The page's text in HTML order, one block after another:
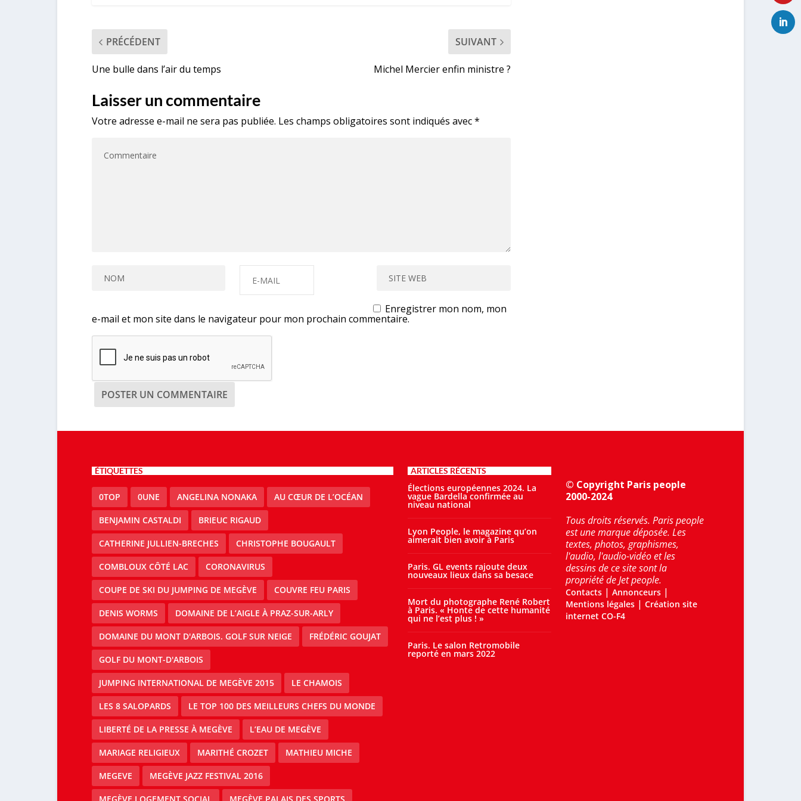
PRÉCÉDENT
Une bulle dans l’air du temps
SUIVANT
Michel Mercier enfin ministre ?
Laisser un commentaire
Votre adresse e-mail ne sera pas publiée. Les champs obligatoires sont indiqués avec*
Enregistrer mon nom, mon
e-mail et mon site dans le navigateur pour mon prochain commentaire.
ÉTIQUETTES
0TOP 0UNE ANGELINA NONAKA AU CŒUR DE L’OCÉAN
BENJAMIN CASTALDI BRIEUC RIGAUD
CATHERINE JULLIEN-BRECHES CHRISTOPHE BOUGAULT
COMBLOUX CÔTÉ LAC CORONAVIRUS
COUPE DE SKI DU JUMPING DE MEGÈVE COUVRE FEU PARIS
DENIS WORMS DOMAINE DE L’AIGLE À PRAZ-SUR-ARLY
DOMAINE DU MONT D'ARBOIS. GOLF SUR NEIGE FRÉDÉRIC GOUJAT
GOLF DU MONT-D'ARBOIS
JUMPING INTERNATIONAL DE MEGÈVE 2015 LE CHAMOIS
LES 8 SALOPARDS LE TOP 100 DES MEILLEURS CHEFS DU MONDE
LIBERTÉ DE LA PRESSE À MEGÈVE L’EAU DE MEGÈVE
MARIAGE RELIGIEUX MARITHÉ CROZET MATHIEU MICHE
MEGEVE MEGÈVE JAZZ FESTIVAL 2016
ARTICLES RÉCENTS
Élections européennes 2024. La
vague Bardella confirmée au
niveau national
Lyon People, le magazine qu’on
aimerait bien avoir à Paris
Paris. GL events rajoute deux
nouveaux lieux dans sa besace
Mort du photographe René Robert
à Paris. « Honte de cette humanité
qui ne l’est plus ! »
Paris. Le salon Retromobile
reporté en mars 2022
© Copyright Paris people
2000-2024
Tous droits réservés. Paris people
est une marque déposée. Les
textes, photos, graphismes,
l'audio, l'audio-vidéo et les
dessins de ce site sont la
propriété de Jet people.
Contacts |Annonceurs |
Mentions légales |Création site
internet CO-F4